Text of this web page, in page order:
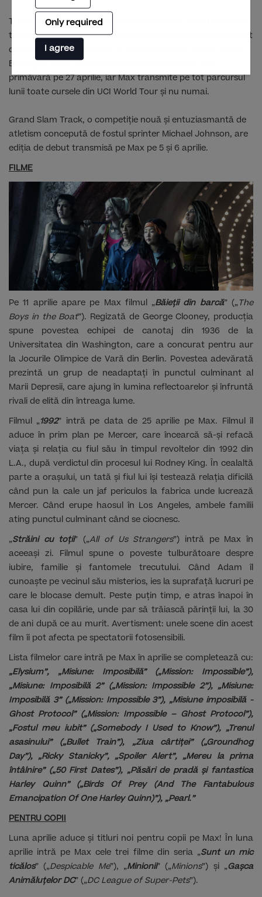
Only required
I agree
Trei curse Monument din sezonul de clasice sunt transmise
tot în aprilie. Turul Flandrei deschide balul pe 6 aprilie, urmat
de faimosul Paris-Roubaix o săptămână mai târziu. Liège-
Bastogne-Liège încheie sezonul Monumentelor din
primăvară pe 27 aprilie, iar Max transmite pe tot parcursul
lunii toate cursele din UCI World Tour și nu numai.
Grand Slam Track, o competiție nouă și entuziasmantă de
atletism concepută de fostul sprinter Michael Johnson, are
ediția de debut transmisă pe Max pe 5 și 6 aprilie.
FILME
Pe 11 aprilie apare pe Max filmul „Băieții din barcă” („ The
Boys in the Boat”). Regizată de George Clooney, producția
spune povestea echipei de canotaj din 1936 de la
Universitatea din Washington, care a concurat pentru aur
la Jocurile Olimpice de Vară din Berlin. Povestea adevărată
prezintă un grup de neadaptați în punctul culminant al
Marii Depresii, care ajung în lumina reflectoarelor și înfruntă
rivali de elită din întreaga lume.
Filmul „1992” intră pe data de 25 aprilie pe Max. Filmul îl
aduce în prim plan pe Mercer, care încearcă să-și refacă
viața și relația cu fiul său în timpul revoltelor din 1992 din
L.A., după verdictul din procesul lui Rodney King. În cealaltă
parte a orașului, un tată și fiul lui își testează relația dificilă
când pun la cale un jaf periculos la fabrica unde lucrează
Mercer. Când erupe haosul în Los Angeles, ambele familii
ating punctul culminant când se ciocnesc.
„Străini cu toții” („All of Us Strangers”) intră pe Max în
aceeași zi. Filmul spune o poveste tulburătoare despre
iubire, familie și fantomele trecutului. Când Adam îl
cunoaște pe vecinul său misterios, ies la suprafață lucruri pe
care le blocase demult. Peste puțin timp, e atras înapoi în
casa lui din copilărie, unde par să trăiască părinții lui, la 30
de ani după ce au murit. Avertisment: unele scene din acest
film îi pot afecta pe spectatorii fotosensibili.
Lista filmelor care intră pe Max în aprilie se completează cu:
„Elysium”, „Misiune: Imposibilă” („Mission: Impossible”),
„Misiune: Imposibilă 2” („Mission: Impossible 2”), „Misiune:
Imposibilă 3” („Mission: Impossible 3”), „Misiune imposibilă -
Ghost Protocol” („Mission: Impossible – Ghost Protocol”),
„Fostul meu iubit” („Somebody I Used to Know”), „Trenul
asasinului” („Bullet Train”), „Ziua cârtiței” („Groundhog
Day”), „Ricky Stanicky”, „Spoiler Alert”, „Mereu la prima
întâlnire” („50 First Dates”), „Păsări de pradă și fantastica
Harley Quinn” („Birds Of Prey (And The Fantabulous
Emancipation Of One Harley Quinn)”), „Pearl.”
PENTRU COPII
Luna aprilie aduce și titluri noi pentru copii pe Max! În luna
aprilie intră pe Max cele trei filme din seria „Sunt un mic
ticălos” („Despicable Me”), „Minionii” („Minions”) și „Gașca
Animăluțelor DC” („DC League of Super-Pets”).